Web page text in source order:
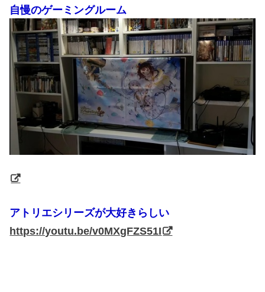
自慢のゲーミングルーム
アトリエシリーズが大好きらしい
https://youtu.be/v0MXgFZS51I